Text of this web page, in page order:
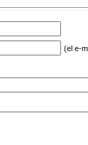
(el e-